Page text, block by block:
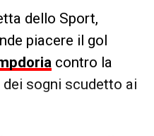
dello Sport,
piacere il gol
contro la
dei sogni scudetto ai